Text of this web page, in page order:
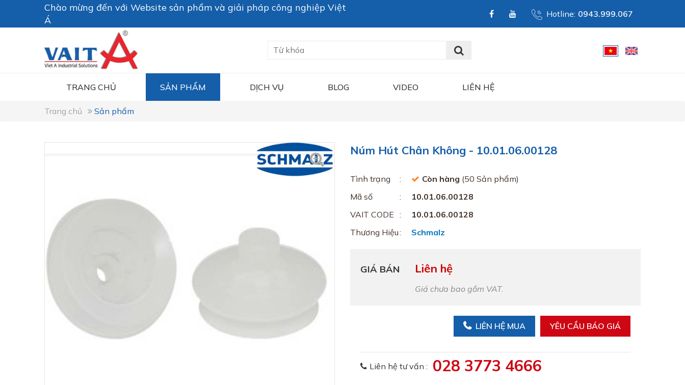
Chào mừng đến với Website sản phẩm và giải pháp công nghiệp Việt
Á
Hotline: 0943.999.067
TRANG CHỦ SẢN PHẨM DỊCH VỤ BLOG VIDEO LIÊN HỆ
Trang chủ Sản phẩm
Núm Hút Chân Không - 10.01.06.00128
Tình trạng Còn hàng (50 Sản phẩm)
Mã số
10.01.06.00128
VAIT CODE
10.01.06.00128
Thương Hiệu
Schmalz
GIÁ BÁN Liên hệ
Giá chưa bao gồm VAT.
LIÊN HỆ MUA YÊU CẦU BÁO GIÁ
Liên hệ tư vấn : 028 3773 4666